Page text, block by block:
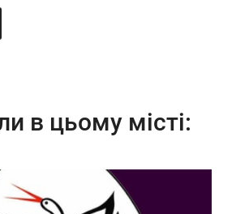
в цьому місті: